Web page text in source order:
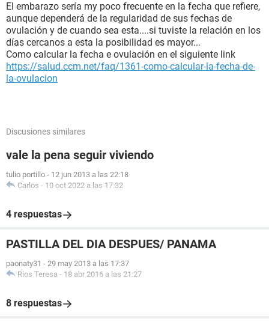
El embarazo sería my poco frecuente en la fecha que refiere,
aunque dependerá de la regularidad de sus fechas de
ovulación y de cuando sea esta....si tuviste la relación en los
días cercanos a esta la posibilidad es mayor...
Como calcular la fecha e ovulación en el siguiente link
https://salud.ccm.net/faq/1361-como-calcular-la-fecha-de-
la-ovulacion
Discusiones similares
vale la pena seguir viviendo
tulio portillo - 12 jun 2013 a las 22:18
Carlos - 10 oct 2022 a las 17:32
4 respuestas
PASTILLA DEL DIA DESPUES/ PANAMA
paonaty31 - 29 may 2013 a las 17:37
Rios Teresa - 18 abr 2016 a las 21:27
8 respuestas